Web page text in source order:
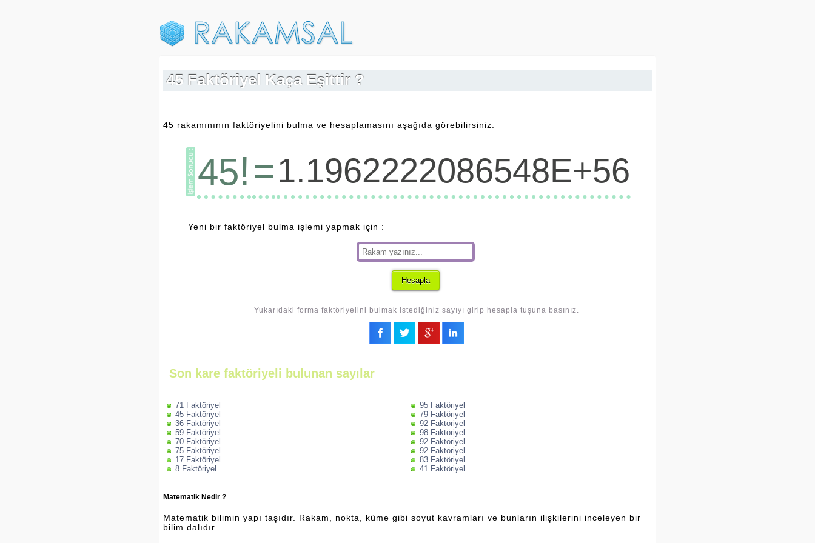
45 Faktöriyel Kaça Eşittir ?
45 rakamınının faktöriyelini bulma ve hesaplamasını aşağıda görebilirsiniz.
45!=1.1962222086548E+56
Yeni bir faktöriyel bulma işlemi yapmak için :
Yukarıdaki forma faktöriyelini bulmak istediğiniz sayıyı girip hesapla tuşuna basınız.
Son kare faktöriyeli bulunan sayılar
71 Faktöriyel
45 Faktöriyel
36 Faktöriyel
59 Faktöriyel
70 Faktöriyel
75 Faktöriyel
17 Faktöriyel
8 Faktöriyel
95 Faktöriyel
79 Faktöriyel
92 Faktöriyel
98 Faktöriyel
92 Faktöriyel
92 Faktöriyel
83 Faktöriyel
41 Faktöriyel
Matematik Nedir ?
Matematik bilimin yapı taşıdır. Rakam, nokta, küme gibi soyut kavramları ve bunların ilişkilerini inceleyen bir
bilim dalıdır.